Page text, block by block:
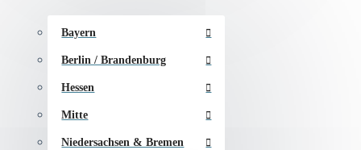
Bayern
Berlin / Brandenburg
Hessen
Mitte
Niedersachsen & Bremen